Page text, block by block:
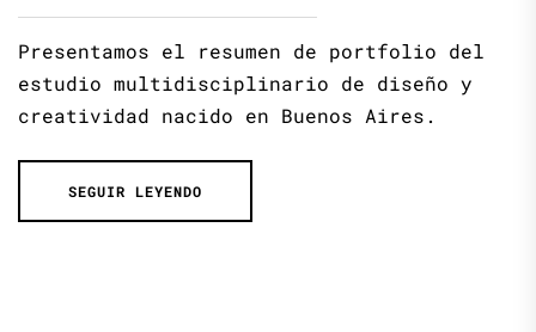
Presentamos el resumen de portfolio del
estudio multidisciplinario de diseño y
creatividad nacido en Buenos Aires.
SEGUIR LEYENDO